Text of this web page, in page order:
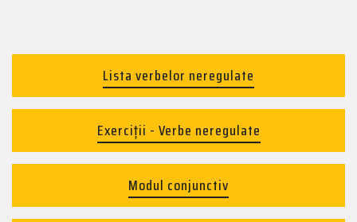
Lista verbelor neregulate
Exerciții - Verbe neregulate
Modul conjunctiv